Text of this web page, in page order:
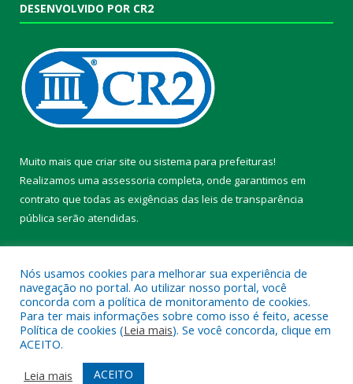
DESENVOLVIDO POR CR2
Muito mais que criar site ou sistema para prefeituras!
Realizamos uma assessoria completa, onde garantimos em
contrato que todas as exigências das leis de transparência
pública serão atendidas.
Todos os direitos reservados a Prefeitura Municipal de Chaves.
Mapa do Site
Acessar Área Administrativa
Nós usamos cookies para melhorar sua experiência de
navegação no portal. Ao utilizar nosso portal, você
concorda com a política de monitoramento de cookies.
Para ter mais informações sobre como isso é feito, acesse
Política de cookies (Leia mais). Se você concorda, clique em
ACEITO.
Leia mais
ACEITO